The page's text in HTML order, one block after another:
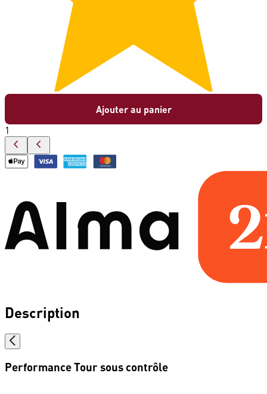
Ajouter au panier
1
Description
Performance Tour sous contrôle